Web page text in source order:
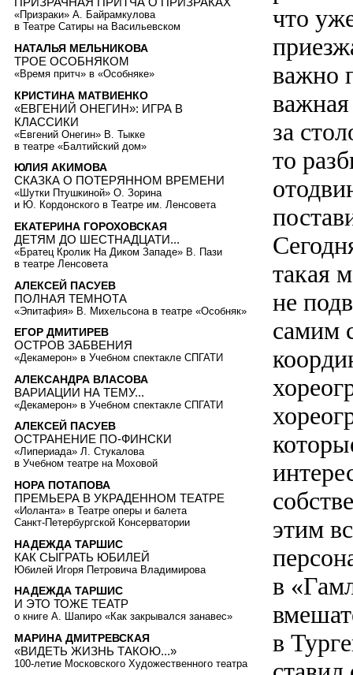
что
важно
за
то
такая
не
самим
этим
в
в
«Призраки» А. Байрамкулова
в Театре Сатиры на Васильевском
НАТАЛЬЯ МЕЛЬНИКОВА
ТРОЕ ОСОБНЯКОМ
«Время притч» в «Особняке»
КРИСТИНА МАТВИЕНКО
«ЕВГЕНИЙ ОНЕГИН»: ИГРА В
КЛАССИКИ
«Евгений Онегин» В. Тыкке
в театре «Балтийский дом»
ЮЛИЯ АКИМОВА
СКАЗКА О ПОТЕРЯННОМ ВРЕМЕНИ
«Шутки Птушкиной» О. Зорина
и Ю. Кордонского в Театре им. Ленсовета
ЕКАТЕРИНА ГОРОХОВСКАЯ
ДЕТЯМ ДО ШЕСТНАДЦАТИ...
«Братец Кролик На Диком Западе» В. Пази
в театре Ленсовета
АЛЕКСЕЙ ПАСУЕВ
ПОЛНАЯ ТЕМНОТА
«Эпитафия» В. Михельсона в театре «Особняк»
ЕГОР ДМИТИРЕВ
ОСТРОВ ЗАБВЕНИЯ
«Декамерон» в Учебном спектакле СПГАТИ
АЛЕКСАНДРА ВЛАСОВА
ВАРИАЦИИ НА ТЕМУ...
«Декамерон» в Учебном спектакле СПГАТИ
АЛЕКСЕЙ ПАСУЕВ
ОСТРАНЕНИЕ ПО-ФИНСКИ
«Липериада» Л. Стукалова
в Учебном театре на Моховой
НОРА ПОТАПОВА
ПРЕМЬЕРА В УКРАДЕННОМ ТЕАТРЕ
«Иоланта» в Театре оперы и балета
Санкт-Петербургской Консерватории
НАДЕЖДА ТАРШИС
КАК СЫГРАТЬ ЮБИЛЕЙ
Юбилей Игоря Петровича Владимирова
НАДЕЖДА ТАРШИС
И ЭТО ТОЖЕ ТЕАТР
о книге А. Шапиро «Как закрывался занавес»
МАРИНА ДМИТРЕВСКАЯ
«ВИДЕТЬ ЖИЗНЬ ТАКОЮ...»
100-летие Московского Художественного театра